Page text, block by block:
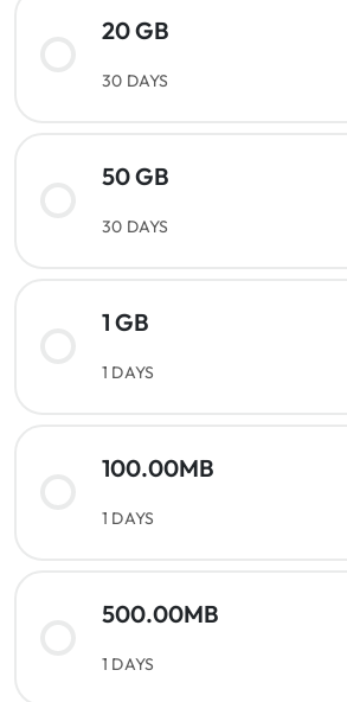
20 GB
30 DAYS
50 GB
30 DAYS
1 GB
1 DAYS
100.00MB
1 DAYS
500.00MB
1 DAYS